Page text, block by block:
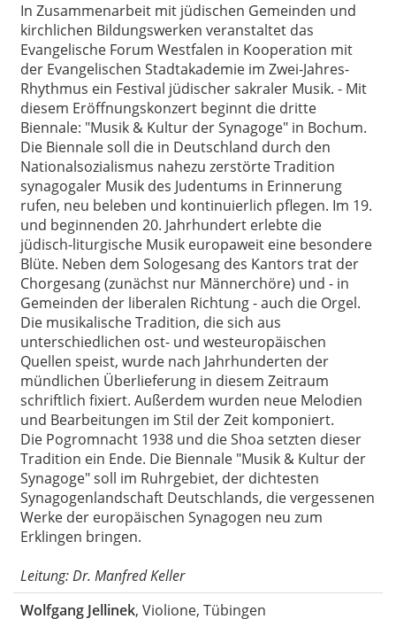
In Zusammenarbeit mit jüdischen Gemeinden und
kirchlichen Bildungswerken veranstaltet das
Evangelische Forum Westfalen in Kooperation mit
der Evangelischen Stadtakademie im Zwei-Jahres-
Rhythmus ein Festival jüdischer sakraler Musik. - Mit
diesem Eröffnungskonzert beginnt die dritte
Biennale: "Musik & Kultur der Synagoge" in Bochum.
Die Biennale soll die in Deutschland durch den
Nationalsozialismus nahezu zerstörte Tradition
synagogaler Musik des Judentums in Erinnerung
rufen, neu beleben und kontinuierlich pflegen. Im 19.
und beginnenden 20. Jahrhundert erlebte die
jüdisch-liturgische Musik europaweit eine besondere
Blüte. Neben dem Sologesang des Kantors trat der
Chorgesang (zunächst nur Männerchöre) und - in
Gemeinden der liberalen Richtung - auch die Orgel.
Die musikalische Tradition, die sich aus
unterschiedlichen ost- und westeuropäischen
Quellen speist, wurde nach Jahrhunderten der
mündlichen Überlieferung in diesem Zeitraum
schriftlich fixiert. Außerdem wurden neue Melodien
und Bearbeitungen im Stil der Zeit komponiert.
Die Pogromnacht 1938 und die Shoa setzten dieser
Tradition ein Ende. Die Biennale "Musik & Kultur der
Synagoge" soll im Ruhrgebiet, der dichtesten
Synagogenlandschaft Deutschlands, die vergessenen
Werke der europäischen Synagogen neu zum
Erklingen bringen.
Leitung: Dr. Manfred Keller
Wolfgang Jellinek, Violione, Tübingen